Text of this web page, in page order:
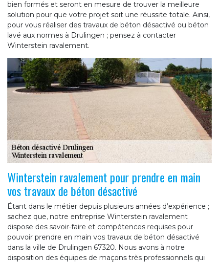
bien formés et seront en mesure de trouver la meilleure
solution pour que votre projet soit une réussite totale. Ainsi,
pour vous réaliser des travaux de béton désactivé ou béton
lavé aux normes à Drulingen ; pensez à contacter
Winterstein ravalement.
Winterstein ravalement pour prendre en main
vos travaux de béton désactivé
Étant dans le métier depuis plusieurs années d’expérience ;
sachez que, notre entreprise Winterstein ravalement
dispose des savoir-faire et compétences requises pour
pouvoir prendre en main vos travaux de béton désactivé
dans la ville de Drulingen 67320. Nous avons à notre
disposition des équipes de maçons très professionnels qui